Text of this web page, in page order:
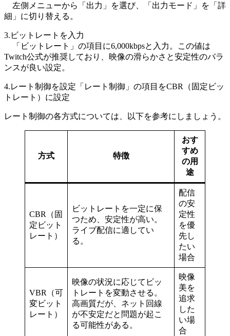
左側メニューから「出力」を選び、「出力モード」を「詳
細」に切り替える。
3.ビットレートを入力
「ビットレート」の項目に6,000kbpsと入力。この値は
Twitch公式が推奨しており、映像の滑らかさと安定性のバラ
ンスが良い設定。
4.レート制御を設定「レート制御」の項目をCBR（固定ビッ
トレート）に設定
レート制御の各方式については、以下を参考にしましょう。
方式 特徴
おす
すめ
の用
途
CBR（固
定ビット
レート）
ビットレートを一定に保
つため、安定性が高い。
ライブ配信に適してい
る。
配信
の安
定性
を優
先し
たい
場合
VBR（可
変ビット
レート）
映像の状況に応じてビッ
トレートを変動させる。
高画質だが、ネット回線
が不安定だと問題が起こ
る可能性がある。
映像
美を
追求
した
い場
合